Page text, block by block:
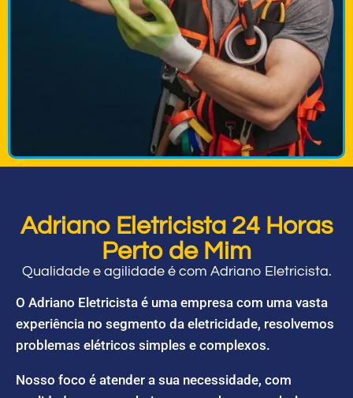
Adriano Eletricista 24 Horas
Perto de Mim
Qualidade e agilidade é com Adriano Eletricista.
O Adriano Eletricista é uma empresa com uma vasta
experiência no segmento da eletricidade, resolvemos
problemas elétricos simples e complexos.
Nosso foco é atender a sua necessidade, com